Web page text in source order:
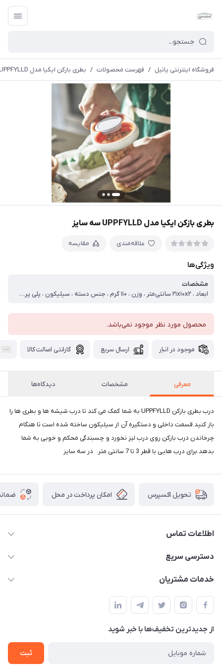
فروشگاه اینترنتی پاتیل / فهرست محصولات / بطری بازکن ایکیا مدل UPPFYLLD سه سایز
بطری بازکن ایکیا مدل UPPFYLLD سه سایز
علاقه‌مندی مقایسه
ویژگی‌ها
مشخصات
ابعاد ، ۲۱x۱۰x۲ سانتی‌متر ، وزن ، ۱۱۰ گرم ، جنس دسته ، سیلیکون ، پلی پروپیلن ، جنس بدنه ، پلی‌پروپیلن
محصول مورد نظر موجود نمی‌باشد.
موجود در انبار ارسال سریع گارانتی اصالت کالا
معرفی مشخصات دیدگاه‌ها
درب بطری بازکن UPPFYLLD به شما کمک می کند تا درب شیشه ها و بطری ها را
باز کنید.قسمت داخلی و دستگیره آن از سیلیکون ساخته شده است تا هنگام
چرخاندن درب بازکن روی درب لیز نخورد و چسبندگی محکم و خوبی به شما
بدهد.برای درب هایی با قطر 3 تا 7 سانتی متر. در سه سایز
تحویل اکسپرس امکان پرداخت در محل
اطلاعات تماس
09165044753
دسترسی سریع
حساب کاربری
لیست محصولات
درباره ما
خدمات مشتریان
قوانین و مقررات
حریم خصوصی
راهنما
از جدید‌ترین تخفیف‌ها با‌ خبر شوید
ثبت